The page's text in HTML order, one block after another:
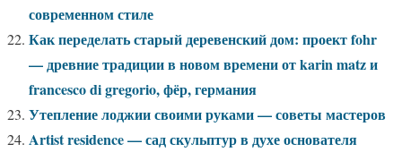
современном стиле
Как переделать старый деревенский дом: проект fohr
— древние традиции в новом времени от karin matz и
francesco di gregorio, фёр, германия
Утепление лоджии своими руками — советы мастеров
Artist residence — сад скульптур в духе основателя